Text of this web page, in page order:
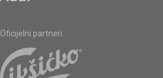
Oficijelni partneri